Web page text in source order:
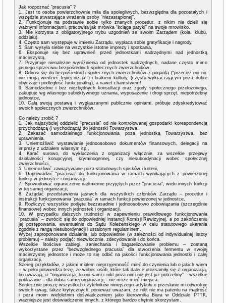
Jak rozpoznać “pracusia” ?
1. Jest to osoba powierzchownie miła dla spolegliwych, bezwzględna dla pozostałych i
wszędzie stwarzająca wrażenie osoby “niezastąpionej”,
2. Funkcjonuje na podstawie sobie tylko znanych procedur, z nikim nie dzieli się
ważnymi informacjami, pracowita jak mrówka “ściąga patyki” na swoje mrowisko,
3. Nie korzysta z obligatoryjnego trybu uzgodnień ze swoim Zarządem (koła, klubu,
oddziału),
4. Często sam występuje w imieniu Zarządu, wypłaca sobie gratyfikacje i nagrody,
5. Sam wysyła siebie na wszystkie istotne imprezy i spotkania,
6. Eksponuje się bez uprawnień przed jednostkami nadrzędnymi nad jednostką
macierzystą,
7. Przyjmuje nienależne wyróżnienia od jednostek nadrzędnych, nadane często mimo
jasnego sprzeciwu bezpośrednich społecznych zwierzchników,
8. Odnosi się do bezpośrednich społecznych zwierzchników z pogardą (“przecież oni nic
nie mogą wiedzieć lepiej niż ja!”) i brakiem kultury, (często wykraczającym poza dobre
obyczaje i podległość funkcjonalną), a nawet chamstwem!
9. Samodzielnie i bez niezbędnych konsultacji oraz zgody społecznego przełożonego,
zakupuje wg własnego subiektywnego uznania, wyposażenie i drogi sprzęt, niepotrzebny
jednostce,
10. Całą swoją postawą i wygłaszanymi publicznie opiniami, próbuje zdyskredytować
swoich społecznych zwierzchników.
Co należy zrobić ?
1. Jak najszybciej oddzielić “pracusia” od nie kontrolowanej gospodarki korespondencją
przychodzącą (i wychodzącą) do jednostki Towarzystwa,
2. Zakazać samodzielnego funkcjonowania poza jednostką Towarzystwa, bez
uprawnienia,
3. Uniemożliwić wystawianie jednoosobowo dokumentów finansowych, delegacji na
imprezy z udziałem własnym itp.,
4. Karać surowo, do wykluczenia z organizacji włącznie, za wszelkie przejawy
działalności korupcyjnej, kryminogennej, czy niesubordynacji wobec społecznej
zwierzchności,
5. Uniemożliwić zawiązywanie poza statutowych spisków i koterii,
6. Doprowadzić “pracusia” do funkcjonowania w ramach wynikających z powierzonej
funkcji w jednostce i organizacji,
7. Spowodować ograniczenie nadmiernie przyjętych przez “pracusia”, wielu innych funkcji
w tej samej organizacji,
8. Zażądać przedstawienia jasnych dla wszystkich członków Zarządu – procedur i
instrukcji funkcjonowania “pracusia” w ramach funkcji powierzonej w jednostce,
9. Rozliczyć wszystkie podjęte bezzasadnie i jednoosobowo zobowiązania (szczególnie
finansowe) wobec innych jednostek i organizacji,
10. W przypadku dalszych trudności w zapewnieniu prawidłowego funkcjonowania
“pracusia” – zwrócić się do odpowiedniej instancji Komisji Rewizyjnej, a po zakończeniu
jej postępowania, ewentualnie do Sądu Koleżeńskiego w celu statutowego ukarania
zgodnie z rangą niesubordynacji i ustalonym regulaminem.
Wyżej zaproponowane działania, lub odpowiednie (w zależności od indywidualnej istoty
problemu) – należy podjąć: niezwłocznie, zdecydowanie i do końca.
Wszelkie litościwe zabiegi, zaniechania i bagatelizowanie problemu – zostaną
wykorzystane przez “bezwzględnego pracusia” dla stworzenia fermentu w swojej
macierzystej jednostce i może to się odbić na jakości funkcjonowania jednostki i całej
organizacji.
Szereg przykładów, z jakimi miałem nieprzyjemność mieć do czynienia lub o jakich wiem
– w pełni potwierdza tezę, że wobec osób, które tak dalece utożsamiły się z organizacją,
bo uważają, iż “organizacja, to oni sami i nikt poza nimi nie jest już potrzebny” – wszelkie
pobłażanie – dla dobra samej organizacji – nie może mieć miejsca.
Serdecznie proszę wszystkich czytelników niniejszego artykułu o przesłanie mi odwrotnie
swoich uwag, także krytycznych, ponieważ uważam, że nikt nie ma patentu na mądrość
i poza moim wieloletnim doświadczeniem jako kierownika Biura w Oddziale PTTK,
ważniejsze jest doświadczenie innych, z którego bardzo chętnie skorzystam.